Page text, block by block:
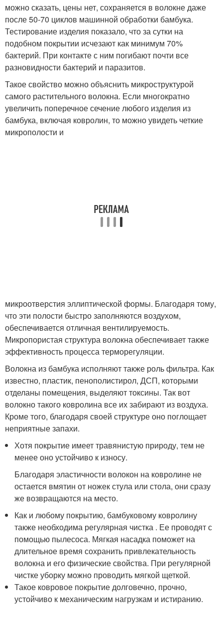
можно сказать, цены нет, сохраняется в волокне даже
после 50-70 циклов машинной обработки бамбука.
Тестирование изделия показало, что за сутки на
подобном покрытии исчезают как минимум 70%
бактерий. При контакте с ним погибают почти все
разновидности бактерий и паразитов.
Такое свойство можно объяснить микроструктурой
самого растительного волокна. Если многократно
увеличить поперечное сечение любого изделия из
бамбука, включая ковролин, то можно увидеть четкие
микрополости и
микроотверстия эллиптической формы. Благодаря тому,
что эти полости быстро заполняются воздухом,
обеспечивается отличная вентилируемость.
Микропористая структура волокна обеспечивает также
эффективность процесса терморегуляции.
Волокна из бамбука исполняют также роль фильтра. Как
известно, пластик, пенополистирол, ДСП, которыми
отделаны помещения, выделяют токсины. Так вот
волокно такого ковролина все их забирают из воздуха.
Кроме того, благодаря своей структуре оно поглощает
неприятные запахи.
Хотя покрытие имеет травянистую природу, тем не
менее оно устойчиво к износу.
Благодаря эластичности волокон на ковролине не
остается вмятин от ножек стула или стола, они сразу
же возвращаются на место.
Как и любому покрытию, бамбуковому ковролину
также необходима регулярная чистка . Ее проводят с
помощью пылесоса. Мягкая насадка поможет на
длительное время сохранить привлекательность
волокна и его физические свойства. При регулярной
чистке уборку можно проводить мягкой щеткой.
Такое ковровое покрытие долговечно, прочно,
устойчиво к механическим нагрузкам и истиранию.